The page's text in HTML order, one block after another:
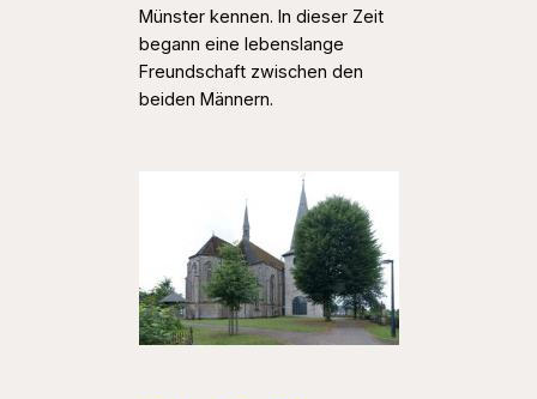
Münster kennen. In dieser Zeit
begann eine lebenslange
Freundschaft zwischen den
beiden Männern.